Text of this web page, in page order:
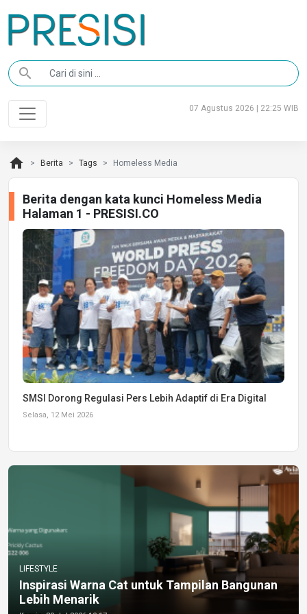
search
07 Agustus 2026 | 22:25 WIB
home Berita Tags Homeless Media
Berita dengan kata kunci Homeless Media
Halaman 1 - PRESISI.CO
SMSI Dorong Regulasi Pers Lebih Adaptif di Era Digital
Selasa, 12 Mei 2026
LIFESTYLE
Inspirasi Warna Cat untuk Tampilan Bangunan
Lebih Menarik